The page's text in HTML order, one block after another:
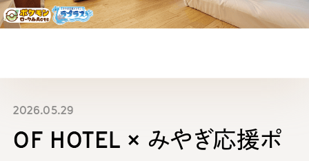
2026.05.29
OF HOTEL × みやぎ応援ポ